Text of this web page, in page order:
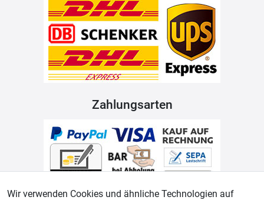
Zahlungsarten
Wir verwenden Cookies und ähnliche Technologien auf